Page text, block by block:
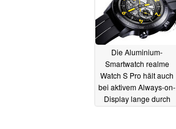
Die Aluminium-
Smartwatch realme
Watch S Pro hält auch
bei aktivem Always-on-
Display lange durch